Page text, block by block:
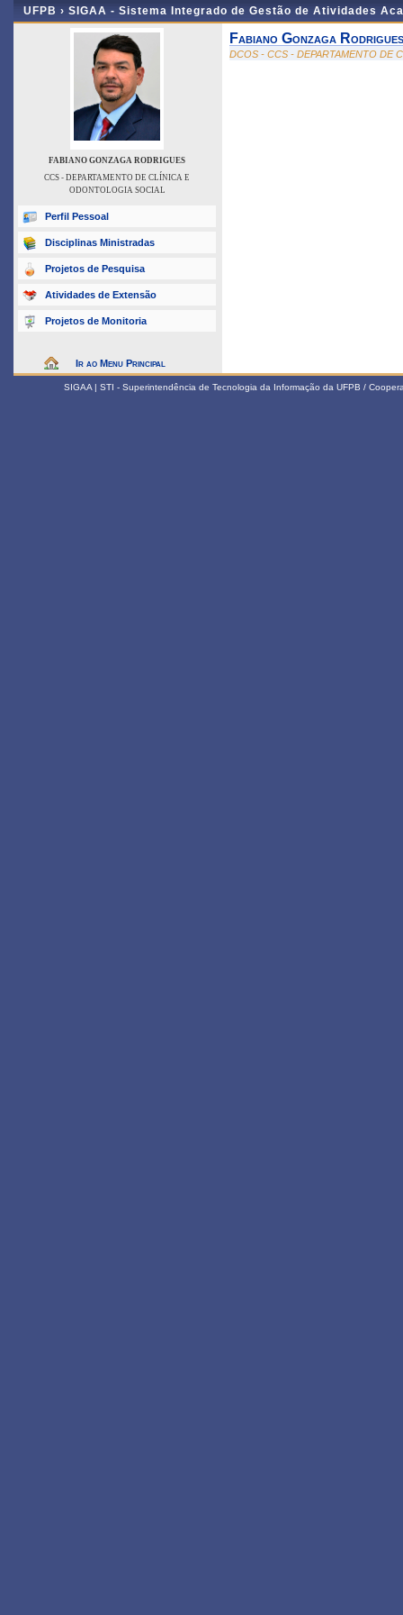
UFPB › SIGAA - Sistema Integrado de Gestão de Atividades
FABIANO GONZAGA RODRIGUES
CCS - DEPARTAMENTO DE CLÍNICA E
ODONTOLOGIA SOCIAL
Perfil Pessoal
Disciplinas Ministradas
Projetos de Pesquisa
Atividades de Extensão
Projetos de Monitoria
Ir ao Menu Principal
Fabiano Gonzaga Rodrigues
DCOS - CCS - DEPARTAMENTO DE
SIGAA | STI - Superintendência de Tecnologia da Informação da UFPB /